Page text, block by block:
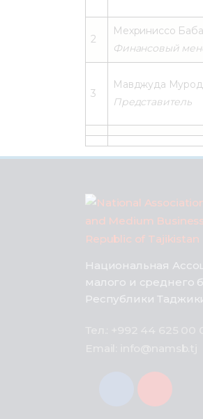
2
Мехриниссо
Финансовый
3
Мавджуда
Представитель
Национальная
малого и среднего
Республики